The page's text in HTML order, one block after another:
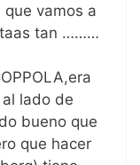
que vamos a
tan ………
lado de
bueno que
que hacer